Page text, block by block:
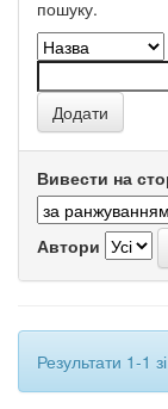
пошуку.
Вивести на
Автори
Результати 1-1